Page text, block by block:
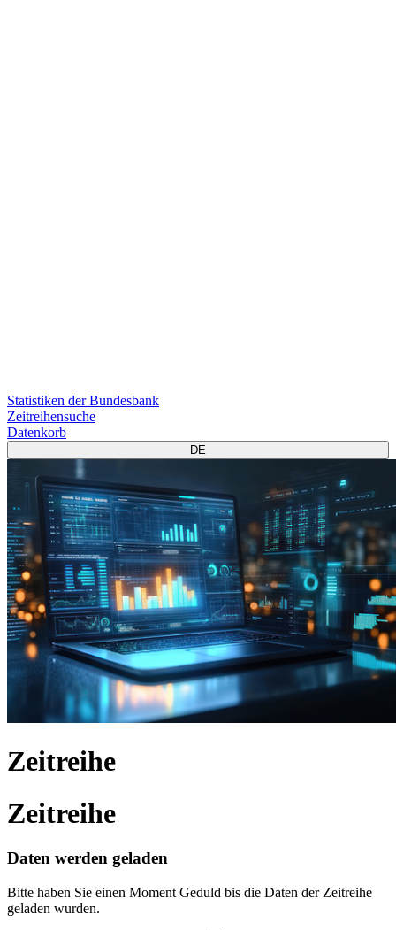
Statistiken der Bundesbank
Zeitreihensuche
Datenkorb
DE
Zeitreihe
Zeitreihe
Daten werden geladen
Bitte haben Sie einen Moment Geduld bis die Daten der Zeitreihe
geladen wurden.